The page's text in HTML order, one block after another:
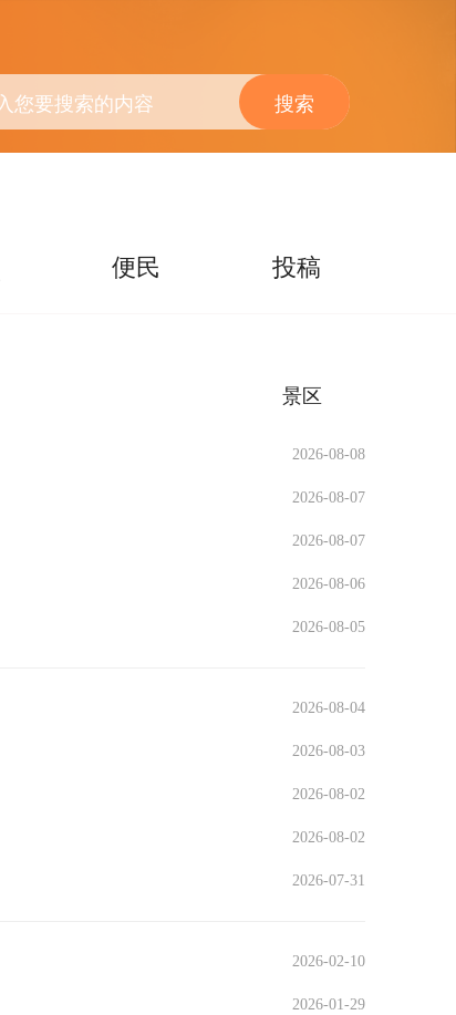
搜索
便民 投稿
景区
2026-08-08
2026-08-07
2026-08-07
2026-08-06
2026-08-05
2026-08-04
2026-08-03
2026-08-02
2026-08-02
2026-07-31
2026-02-10
2026-01-29